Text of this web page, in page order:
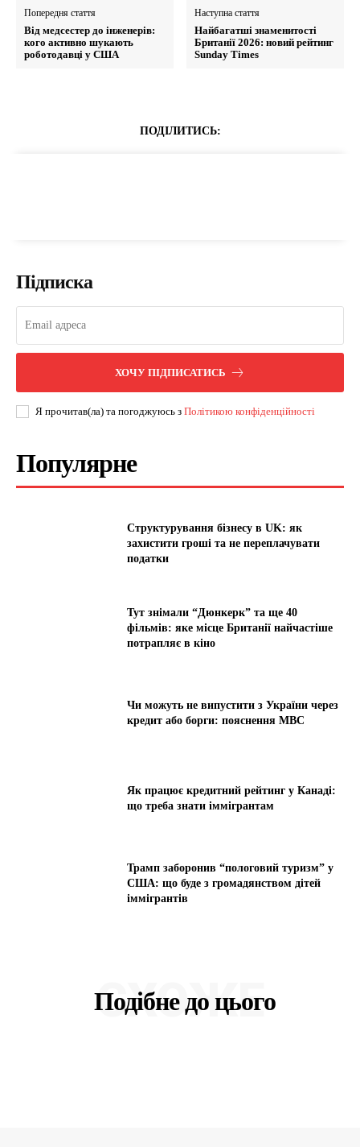
Попередня стаття
Від медсестер до інженерів:
кого активно шукають
роботодавці у США
Наступна стаття
Найбагатші знаменитості
Британії 2026: новий рейтинг
Sunday Times
ПОДІЛИТИСЬ:
Підписка
ХОЧУ ПІДПИСАТИСЬ
Я прочитав(ла) та погоджуюсь з Політикою конфіденційності
Популярне
Структурування бізнесу в UK: як
захистити гроші та не переплачувати
податки
Тут знімали “Дюнкерк” та ще 40
фільмів: яке місце Британії найчастіше
потрапляє в кіно
Чи можуть не випустити з України через
кредит або борги: пояснення МВС
Як працює кредитний рейтинг у Канаді:
що треба знати іммігрантам
Трамп заборонив “пологовий туризм” у
США: що буде з громадянством дітей
іммігрантів
Подібне до цього
СХОЖЕ